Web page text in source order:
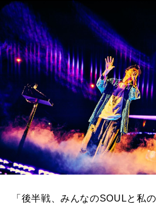
「後半戦、みんなのSOULと私